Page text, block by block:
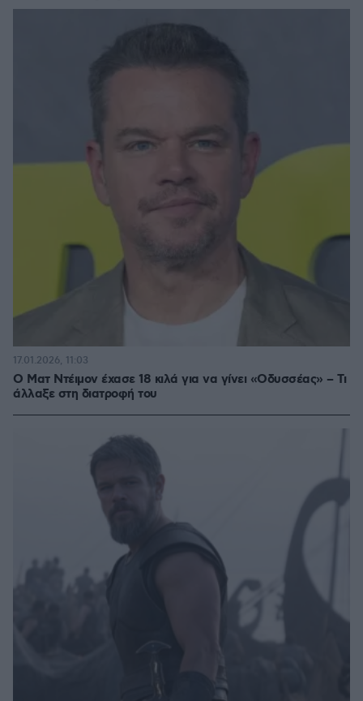
Ο Ματ Ντέιμον έχασε 18 κιλά για να γίνει «Οδυσσέας» – Τι
άλλαξε στη διατροφή του
17.01.2026, 11:03